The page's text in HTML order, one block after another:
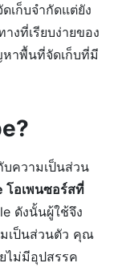
เก็บจำกัดแต่ยัง
งที่เรียบง่ายของ
าพื้นที่จัดเก็บที่มี
บความเป็นส่วน
โอเพนซอร์สที่
ดังนั้นผู้ใช้จึง
มเป็นส่วนตัว คุณ
ไม่มีอุปสรรค